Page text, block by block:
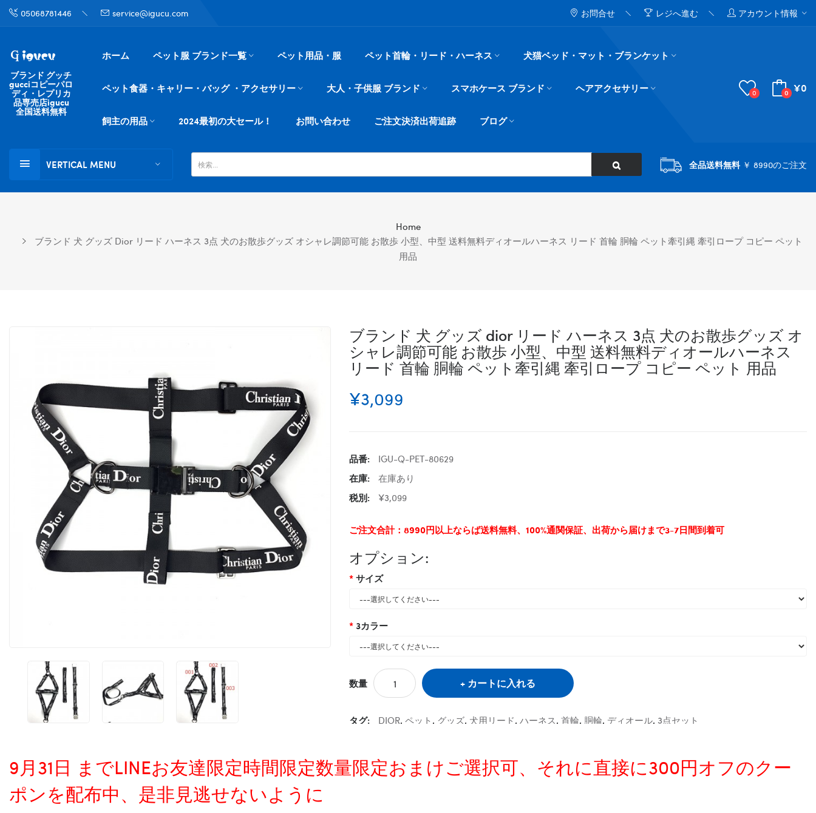
05068781446 service@igucu.com お問合せ レジへ進む アカウント情報
ブランド グッチ
gucciコピーパロ
ディ・レプリカ
品専売店igucu
全国送料無料
ホーム ペット服 ブランド一覧 ペット用品・服 ペット首輪・リード・ハーネス 犬猫ベッド・マット・ブランケット
ペット食器・キャリー・バッグ ・アクセサリー 大人・子供服 ブランド スマホケース ブランド ヘアアクセサリー
飼主の用品 2024最初の大セール！ お問い合わせ ご注文決済出荷追跡 ブログ
0 0 ¥0
VERTICAL MENU 全品送料無料￥ 8990のご注文
Home
ブランド 犬 グッズ Dior リード ハーネス 3点 犬のお散歩グッズ オシャレ調節可能 お散歩 小型、中型 送料無料ディオールハーネス リード 首輪 胴輪 ペット牽引縄 牽引ロープ コピー ペット
用品
ブランド 犬 グッズ dior リード ハーネス 3点 犬のお散歩グッズ オ
シャレ調節可能 お散歩 小型、中型 送料無料ディオールハーネス
リード 首輪 胴輪 ペット牽引縄 牽引ロープ コピー ペット 用品
¥3,099
品番:
IGU-Q-PET-80629
在庫:
在庫あり
税別:
¥3,099
ご注文合計：8990円以上ならば送料無料、100%通関保証、出荷から届けまで3-7日間到着可
オプション:
サイズ
3カラー
数量 カートに入れる
タグ: DIOR, ペット , グッズ, 犬用リード, ハーネス, 首輪, 胴輪, ディオール, 3点セット
9月31日 までLINEお友達限定時間限定数量限定おまけご選択可、それに直接に300円オフのクー
ポンを配布中、是非見逃せないように